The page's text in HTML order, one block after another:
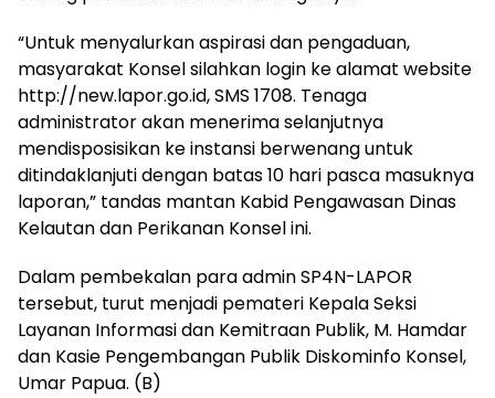
“Untuk menyalurkan aspirasi dan pengaduan,
masyarakat Konsel silahkan login ke alamat website
http://new.lapor.go.id, SMS 1708. Tenaga
administrator akan menerima selanjutnya
mendisposisikan ke instansi berwenang untuk
ditindaklanjuti dengan batas 10 hari pasca masuknya
laporan,” tandas mantan Kabid Pengawasan Dinas
Kelautan dan Perikanan Konsel ini.
Dalam pembekalan para admin SP4N-LAPOR
tersebut, turut menjadi pemateri Kepala Seksi
Layanan Informasi dan Kemitraan Publik, M. Hamdar
dan Kasie Pengembangan Publik Diskominfo Konsel,
Umar Papua. (B)